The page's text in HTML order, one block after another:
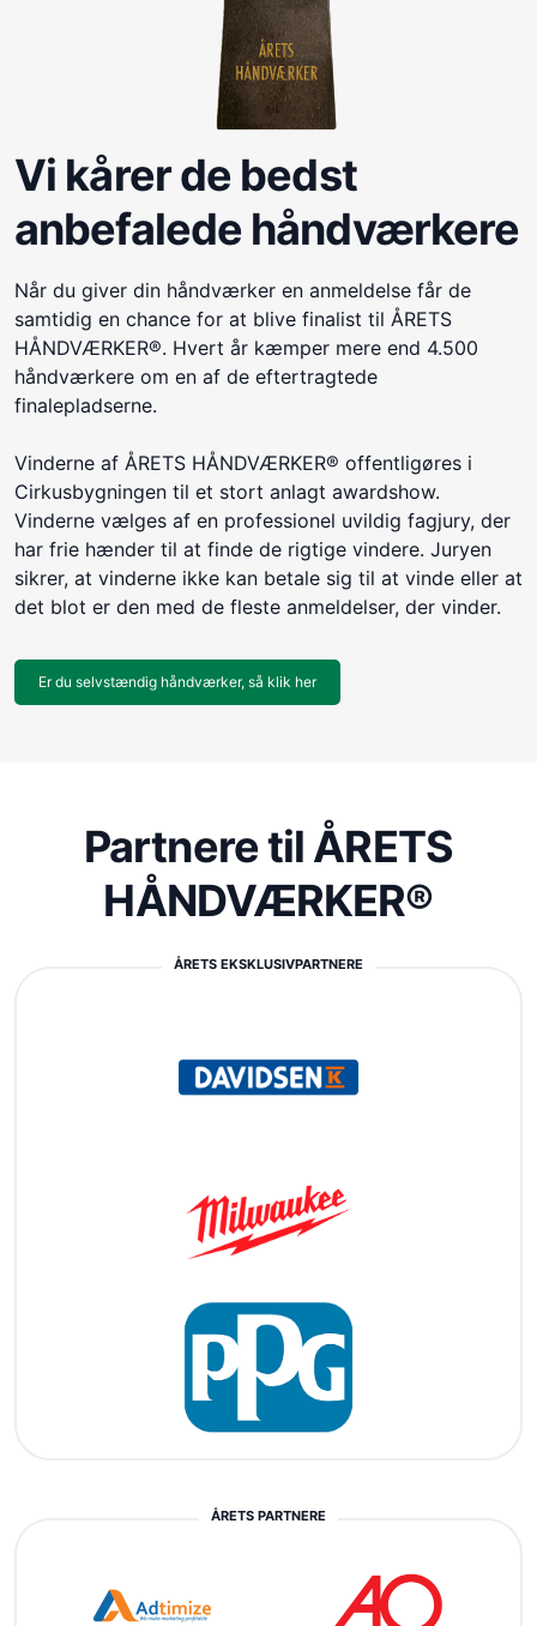
Vi kårer de bedst
anbefalede håndværkere
Når du giver din håndværker en anmeldelse får de
samtidig en chance for at blive finalist til ÅRETS
HÅNDVÆRKER®. Hvert år kæmper mere end 4.500
håndværkere om en af de eftertragtede
finalepladserne.
Vinderne af ÅRETS HÅNDVÆRKER® offentligøres i
Cirkusbygningen til et stort anlagt awardshow.
Vinderne vælges af en professionel uvildig fagjury, der
har frie hænder til at finde de rigtige vindere. Juryen
sikrer, at vinderne ikke kan betale sig til at vinde eller at
det blot er den med de fleste anmeldelser, der vinder.
Er du selvstændig håndværker, så klik her
Partnere til ÅRETS
HÅNDVÆRKER®
ÅRETS EKSKLUSIVPARTNERE
ÅRETS PARTNERE